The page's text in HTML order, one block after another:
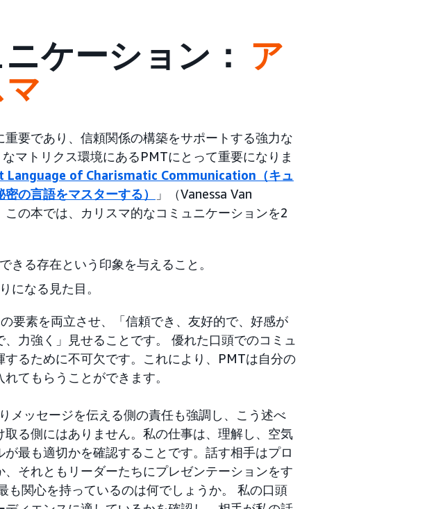
ケーション： ア
要であり、信頼関係の構築をサポートする強力な
マトリクス環境にあるPMTにとって重要になりま
Language of Charismatic Communication（キュ
の言語をマスターする）
」（Vanessa Van
の本では、カリスマ的なコミュニケーションを2
きる存在という印象を与えること。
になる見た目。
要素を両立させ、「信頼でき、友好的で、好感が
力強く」見せることです。 優れた口頭でのコミュ
るために不可欠です。これにより、PMTは自分の
てもらうことができます。
メッセージを伝える側の責任も強調し、こう述べ
る側にはありません。私の仕事は、理解し、空気
最も適切かを確認することです。話す相手はプロ
それともリーダーたちにプレゼンテーションをす
も関心を持っているのは何でしょうか。 私の口頭